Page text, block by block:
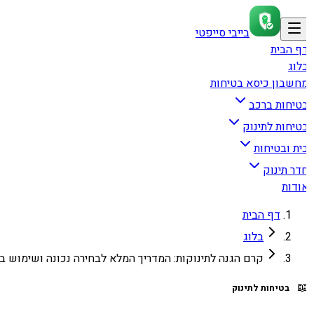
בייבי סייפטי
הבית
כיסא בטיחות
ברכב
לתינוק
ובטיחות
תינוק
דף הבית
בלוג
קרם הגנה לתינוקות: המדריך המלא לבחירה נכונה ושימוש
בטיחות לתינוק